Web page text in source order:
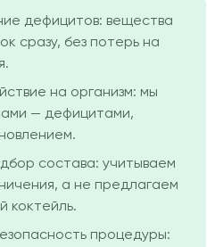
дефицитов: вещества
сразу, без потерь на
на организм: мы
— дефицитами,
состава: учитываем
а не предлагаем
коктейль.
процедуры: